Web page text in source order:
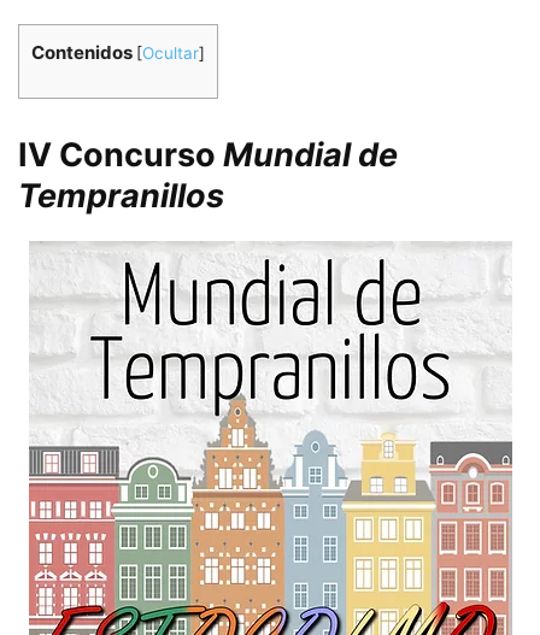
Contenidos [Ocultar]
IV Concurso Mundial de
Tempranillos